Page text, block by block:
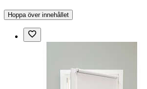
Hoppa över innehållet